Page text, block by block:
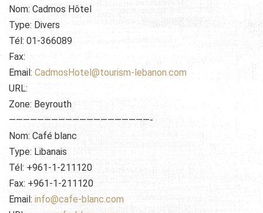
Nom: Cadmos Hôtel
Type: Divers
Tél: 01-366089
Fax:
Email: CadmosHotel@tourism-lebanon.com
URL:
Zone: Beyrouth
————————————————————-
Nom: Café blanc
Type: Libanais
Tél: +961-1-211120
Fax: +961-1-211120
Email: info@cafe-blanc.com